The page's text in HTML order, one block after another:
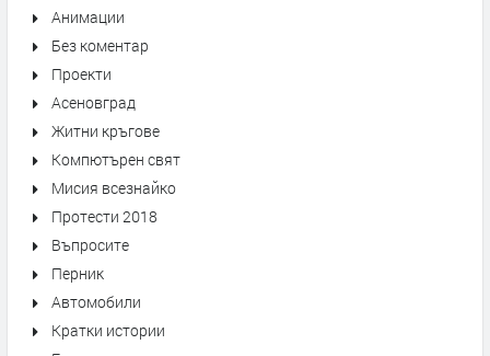
Анимации
Без коментар
Проекти
Асеновград
Житни кръгове
Компютърен свят
Мисия всезнайко
Протести 2018
Въпросите
Перник
Автомобили
Кратки истории